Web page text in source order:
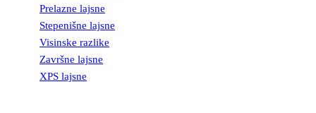
Prelazne lajsne
Stepenišne lajsne
Visinske razlike
Završne lajsne
XPS lajsne